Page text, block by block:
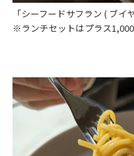
「シーフードサフラン ( ブ
※ランチセットはプラス1,000